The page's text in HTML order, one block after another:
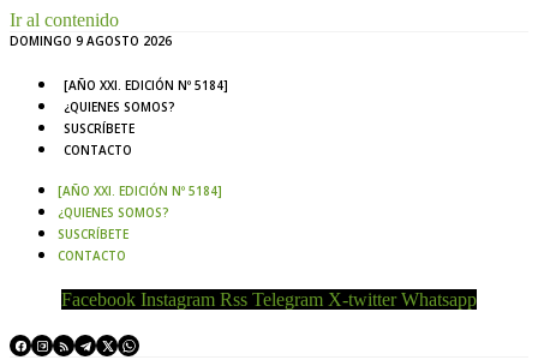
Ir al contenido
DOMINGO 9 AGOSTO 2026
[AÑO XXI. EDICIÓN Nº 5184]
¿QUIENES SOMOS?
SUSCRÍBETE
CONTACTO
[AÑO XXI. EDICIÓN Nº 5184]
¿QUIENES SOMOS?
SUSCRÍBETE
CONTACTO
Facebook Instagram Rss Telegram X-twitter Whatsapp